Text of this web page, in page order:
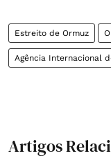
Estreito de Ormuz
Agência Internacional
Artigos